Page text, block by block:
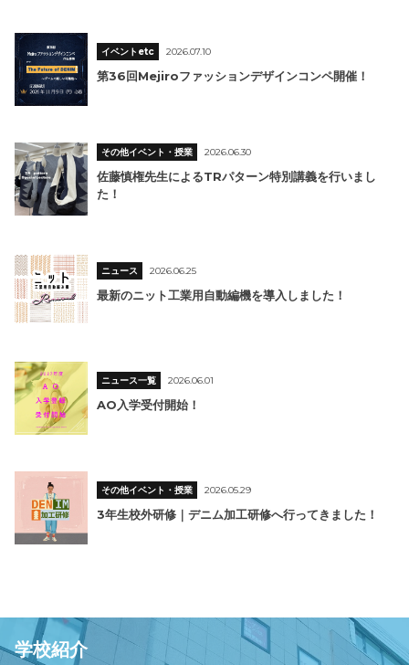
イベントetc 2026.07.10
第36回Mejiroファッションデザインコンペ開催！
その他イベント・授業 2026.06.30
佐藤慎権先生によるTRパターン特別講義を行いまし
た！
ニュース 2026.06.25
最新のニット工業用自動編機を導入しました！
ニュース一覧 2026.06.01
AO入学受付開始！
その他イベント・授業 2026.05.29
3年生校外研修｜デニム加工研修へ行ってきました！
学校紹介